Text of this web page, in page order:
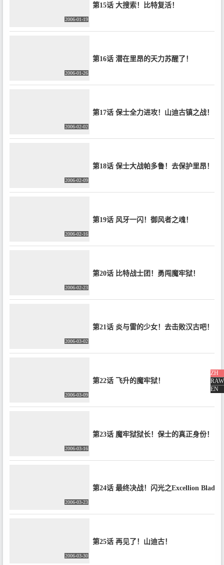
ZH
RAW
EN
2006-01-19
第15话 大搜索！比特复活！
2006-01-26
第16话 潜在里昂的天力苏醒了！
2006-02-02
第17话 保士全力进攻！山迪古镇之战！
2006-02-09
第18话 保士大战帕多鲁！去保护里昂！
2006-02-16
第19话 风牙一闪！御风者之魂！
2006-02-23
第20话 比特战士团！勇闯魔牢狱！
2006-03-02
第21话 炎与雷的少女！去击败汉古吧！
2006-03-09
第22话 飞升的魔牢狱！
2006-03-16
第23话 魔牢狱狱长！保士的真正身份！
2006-03-23
第24话 最终决战！闪光之Excellion Blade
2006-03-30
第25话 再见了！山迪古！